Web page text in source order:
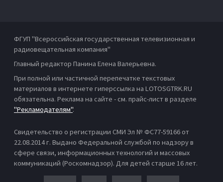
ФГУП "Всероссийская государственная телевизионная и
радиовещательная компания"
Главный редактор Панина Елена Валерьевна.
При полной или частичной перепечатке текстовых
материалов в интернете гиперссылка на LOTOSGTRK.RU
обязательна. Реклама на сайте - см. прайс-лист в разделе
"Рекламодателям".
Свидетельство о регистрации СМИ Эл № ФС77-59166 от
22.08.2014 г. Выдано Федеральной службой по надзору в
сфере связи, информационных технологий и массовых
коммуникаций (Роскомнадзор). Для детей старше 16 лет.